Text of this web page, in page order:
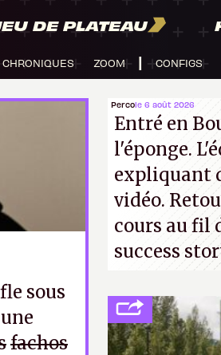
DE PLATEAU
CHRONIQUES ZOOM CONFIGS
sous
fachos
Percole 6 août 2026
Entré en
l'éponge.
expliquant
vidéo.
cours au fil
success